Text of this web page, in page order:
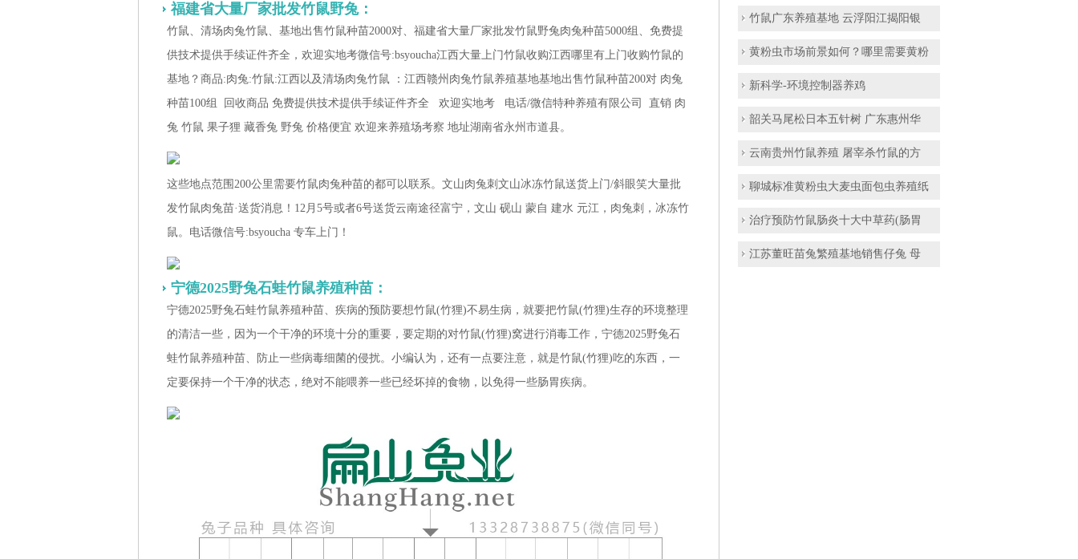
福建省大量厂家批发竹鼠野兔：
竹鼠、清场肉兔竹鼠、基地出售竹鼠种苗2000对、福建省大量厂家批发竹鼠野兔肉兔种苗5000组、免费提
供技术提供手续证件齐全，欢迎实地考微信号:bsyoucha江西大量上门竹鼠收购江西哪里有上门收购竹鼠的
基地？商品:肉兔:竹鼠:江西以及清场肉兔竹鼠 ：江西赣州肉兔竹鼠养殖基地基地出售竹鼠种苗200对 肉兔
种苗100组 回收商品 免费提供技术提供手续证件齐全 欢迎实地考 电话/微信特种养殖有限公司 直销 肉
兔 竹鼠 果子狸 藏香兔 野兔 价格便宜 欢迎来养殖场考察 地址湖南省永州市道县。
这些地点范围200公里需要竹鼠肉兔种苗的都可以联系。文山肉兔刺文山冰冻竹鼠送货上门/斜眼笑大量批
发竹鼠肉兔苗·送货消息！12月5号或者6号送货云南途径富宁，文山 砚山 蒙自 建水 元江，肉兔刺，冰冻竹
鼠。电话微信号:bsyoucha 专车上门！
宁德2025野兔石蛙竹鼠养殖种苗：
宁德2025野兔石蛙竹鼠养殖种苗、 疾病的预防要想竹鼠(竹狸)不易生病，就要把竹鼠(竹狸)生存的环境整理
的清洁一些，因为一个干净的环境十分的重要，要定期的对竹鼠(竹狸)窝进行消毒工作， 宁德2025野兔石
蛙竹鼠养殖种苗、
防止一些病毒细菌的侵扰。小编认为，还有一点要注意，就是竹鼠(竹狸)吃的东西，一
定要保持一个干净的状态，绝对不能喂养一些已经坏掉的食物，以免得一些肠胃疾病。
竹鼠广东养殖基地 云浮阳江揭阳银
黄粉虫市场前景如何？哪里需要黄粉
新科学-环境控制器养鸡
韶关马尾松日本五针树 广东惠州华
云南贵州竹鼠养殖 屠宰杀竹鼠的方
聊城标准黄粉虫大麦虫面包虫养殖纸
治疗预防竹鼠肠炎十大中草药(肠胃
江苏董旺苗兔繁殖基地销售仔兔 母